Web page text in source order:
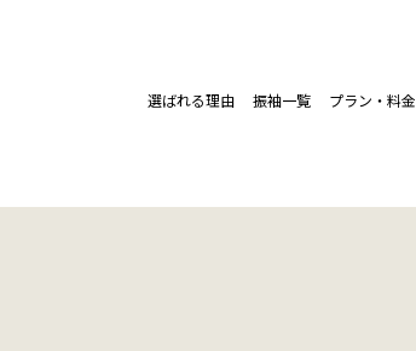
選ばれる理由 振袖一覧 プラン・料金